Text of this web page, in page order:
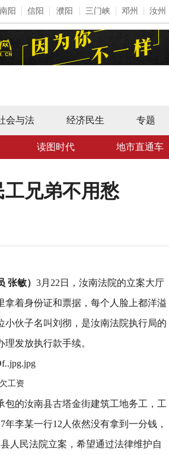
南阳 信阳 濮阳 三门峡 邓州 汝州
会与法 经济民生 专题
读图时代 地市直通车
兄弟不用愁
张敏） 3月22日，汝南法院的立案大厅
着身份证和票据，每个人脸上都洋溢
伙子名叫刘彻，是汝南法院执行局的
发放执行款手续。
工资
包的汝南县古塔金街建筑工地务工，工
李某一行12人依然没有拿到一分钱，
人民法院立案，希望通过法律维护自